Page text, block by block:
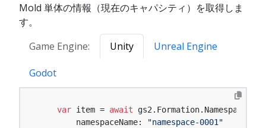
Mold 単体の情報（現在のキャパシティ）を取得しま
す。
Game Engine:
Unity Unreal Engine
Godot
var item = await gs2.Formation.Namespace(
        namespaceName:
"namespace-0001"